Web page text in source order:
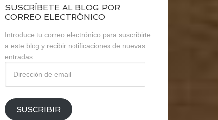
SUSCRÍBETE AL BLOG POR
CORREO ELECTRÓNICO
Introduce tu correo electrónico para suscribirte
a este blog y recibir notificaciones de nuevas
entradas.
email
SUSCRIBIR